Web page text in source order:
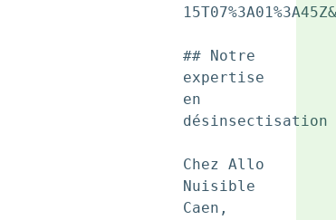
## Notre
expertise
en
désinsectisation
Chez Allo
Nuisible
Caen,